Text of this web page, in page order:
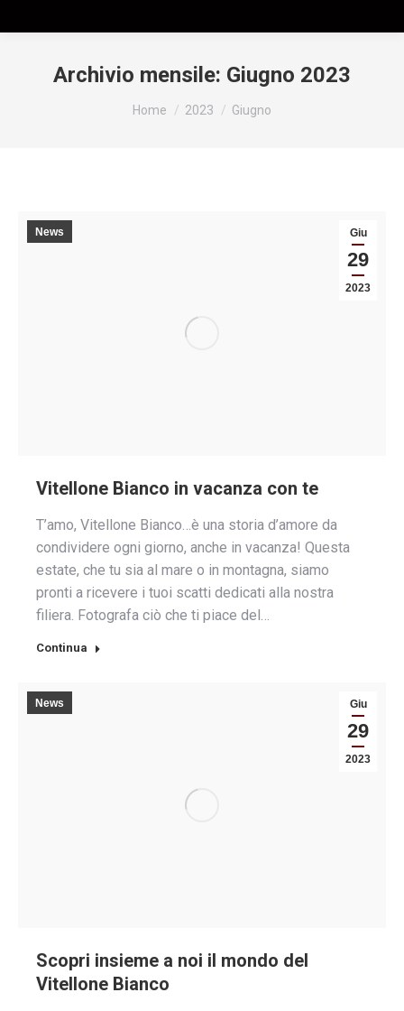
Archivio mensile: Giugno 2023
Tu sei qui:
Home 2023 Giugno
Giu
29
2023
News
Vitellone Bianco in vacanza con te
T’amo, Vitellone Bianco…è una storia d’amore da
condividere ogni giorno, anche in vacanza! Questa
estate, che tu sia al mare o in montagna, siamo
pronti a ricevere i tuoi scatti dedicati alla nostra
filiera. Fotografa ciò che ti piace del…
Continua
Giu
29
2023
News
Scopri insieme a noi il mondo del
Vitellone Bianco